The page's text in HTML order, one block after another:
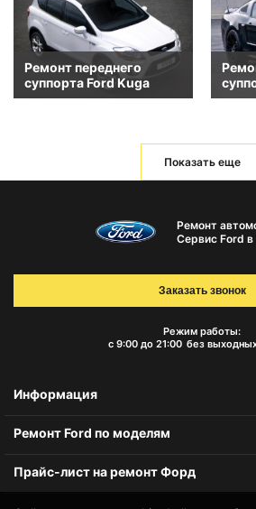
Ремонт переднего
суппорта Ford Kuga
Показать еще
Ремонт
Сервис Ford
Режим работы:
с 9:00 до 21:00 без
Заказать звонок
Информация
Ремонт Ford по моделям
Прайс-лист на ремонт Форд